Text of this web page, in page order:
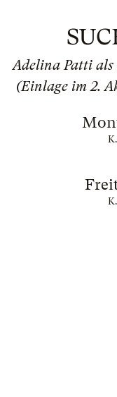
Adelina Patti
(Einlage im 2.